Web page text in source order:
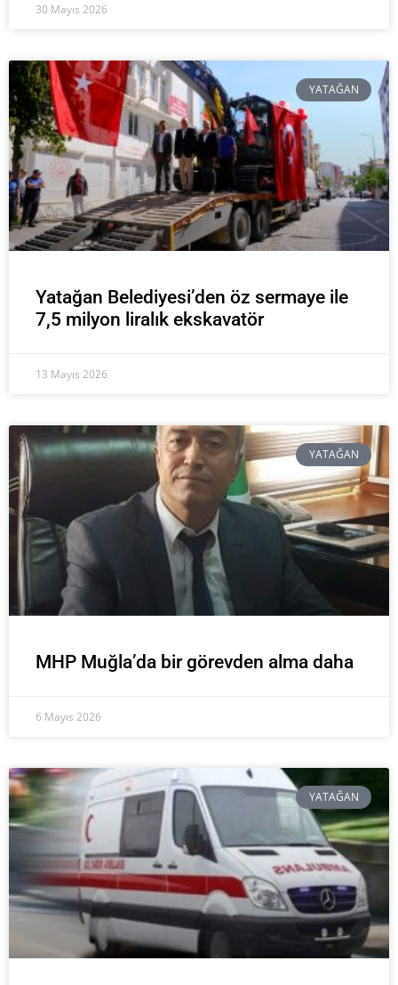
30 Mayıs 2026
YATAĞAN
Yatağan Belediyesi’den öz sermaye ile
7,5 milyon liralık ekskavatör
13 Mayıs 2026
YATAĞAN
MHP Muğla’da bir görevden alma daha
6 Mayıs 2026
YATAĞAN